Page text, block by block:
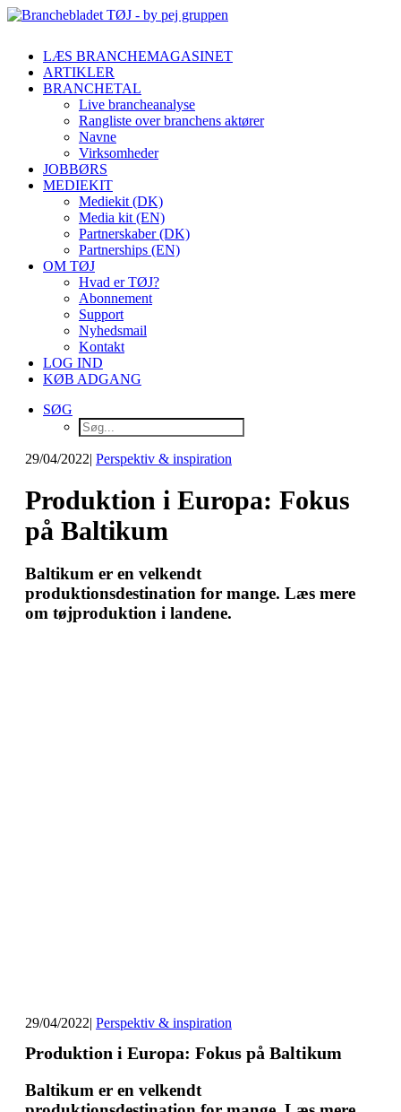
LÆS BRANCHEMAGASINET
ARTIKLER
BRANCHETAL
Live brancheanalyse
Rangliste over branchens aktører
Navne
Virksomheder
JOBBØRS
MEDIEKIT
Mediekit (DK)
Media kit (EN)
Partnerskaber (DK)
Partnerships (EN)
OM TØJ
Hvad er TØJ?
Abonnement
Support
Nyhedsmail
Kontakt
LOG IND
KØB ADGANG
SØG
29/04/2022| Perspektiv & inspiration
Produktion i Europa: Fokus
på Baltikum
Baltikum er en velkendt
produktionsdestination for mange. Læs mere
om tøjproduktion i landene.
29/04/2022| Perspektiv & inspiration
Produktion i Europa: Fokus på Baltikum
Baltikum er en velkendt